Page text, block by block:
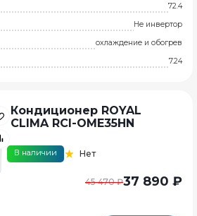
72.4
Не инвертор
охлаждение и обогрев
7.24
Кондиционер ROYAL
CLIMA RCI-OME35HN
В наличии Нет
45 470 ₽37 890 ₽